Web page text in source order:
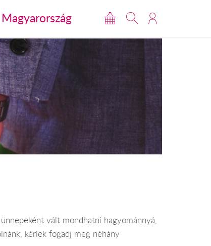
Magyarország
vált mondhatni hagyománnyá,
kérlek fogadj meg néhány